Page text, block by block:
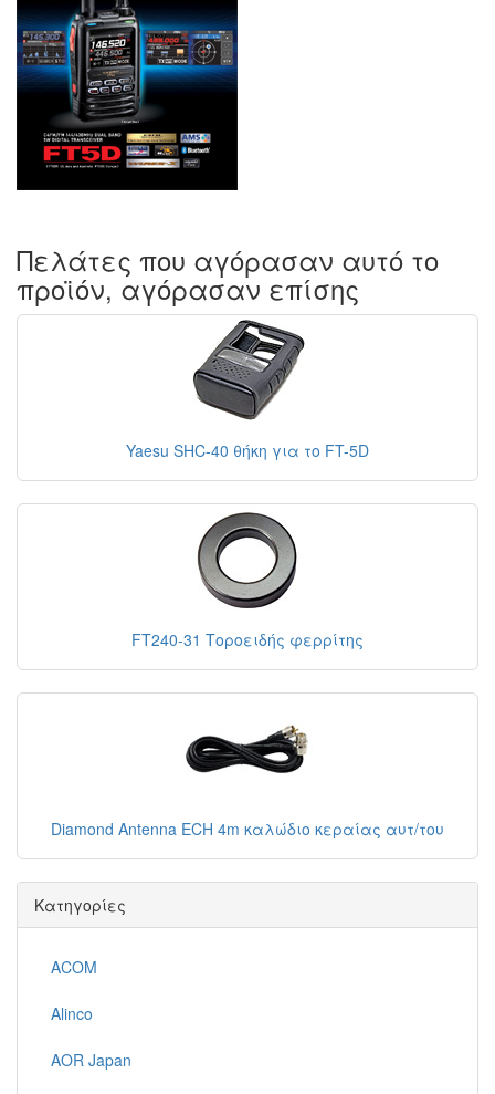
Πελάτες που αγόρασαν αυτό το
προϊόν, αγόρασαν επίσης
Yaesu SHC-40 θήκη για το FT-5D
FT240-31 Τοροειδής φερρίτης
Diamond Antenna ECH 4m καλώδιο κεραίας αυτ/του
Κατηγορίες
ACOM
Alinco
AOR Japan